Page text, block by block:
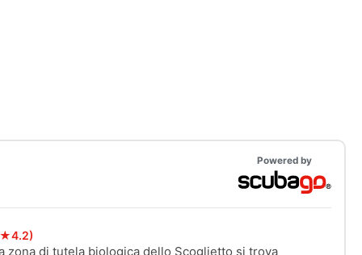
Powered by
zona di tutela biologica dello Scoglietto si trova